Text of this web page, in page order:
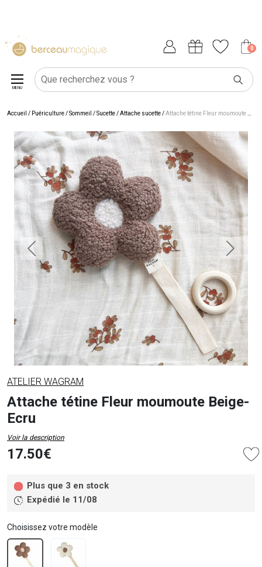
0
MENU
Accueil / Puériculture/Sommeil /Sucette/Attache sucette/Attache tétine Fleur moumoute Beige-Ecru
ATELIER WAGRAM
Attache tétine Fleur moumoute Beige-
Ecru
Voir la description
17.50€
Plus que 3 en stock
Expédié le 11/08
Choisissez votre modèle